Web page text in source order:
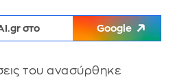
στο Google
του ανασύρθηκε